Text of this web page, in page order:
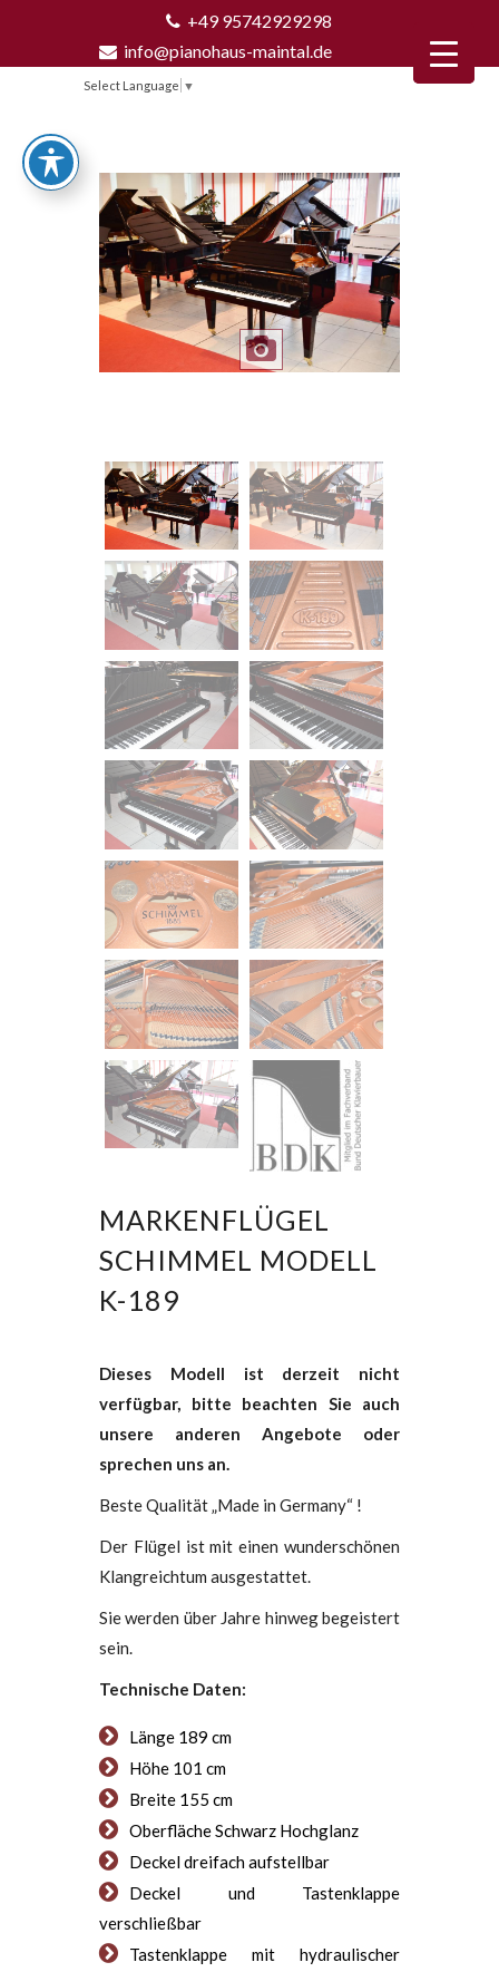
+49 95742929298
info@pianohaus-maintal.de
Select Language ▼
MARKENFLÜGEL
SCHIMMEL MODELL
K-189
Dieses Modell ist derzeit nicht
verfügbar, bitte beachten Sie auch
unsere anderen Angebote oder
sprechen uns an.
Beste Qualität „Made in Germany“ !
Der Flügel ist mit einen wunderschönen
Klangreichtum ausgestattet.
Sie werden über Jahre hinweg begeistert
sein.
Technische Daten:
Länge 189 cm
Höhe 101 cm
Breite 155 cm
Oberfläche Schwarz Hochglanz
Deckel dreifach aufstellbar
Deckel und Tastenklappe
verschließbar
Tastenklappe mit hydraulischer